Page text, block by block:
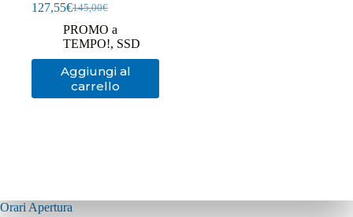
145,00€
Il
prezzo
originale
era:
145,00€.
127,55€Il
prezzo
attuale
è:
127,55€.
PROMO a
TEMPO!, SSD
Aggiungi al
carrello
Orari Apertura